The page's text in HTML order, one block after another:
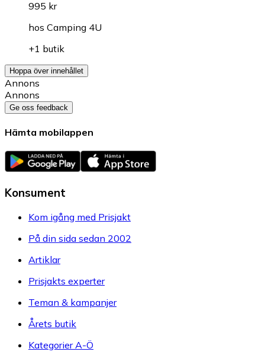
995 kr
hos Camping 4U
+1 butik
Hoppa över innehållet
Annons
Annons
Ge oss feedback
Hämta mobilappen
Konsument
Kom igång med Prisjakt
På din sida sedan 2002
Artiklar
Prisjakts experter
Teman & kampanjer
Årets butik
Kategorier A-Ö